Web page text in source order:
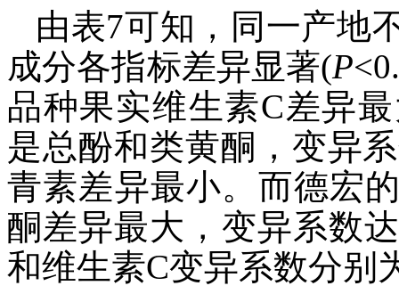
由表7可知，同一产地
成分各指标差异显著(P
品种果实维生素C差异
是总酚和类黄酮，变异
青素差异最小。而德宏
酮差异最大，变异系数
和维生素C变异系数分别